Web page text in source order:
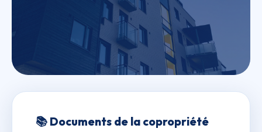
VILLA JULIEN
📚 Documents de la copropriété